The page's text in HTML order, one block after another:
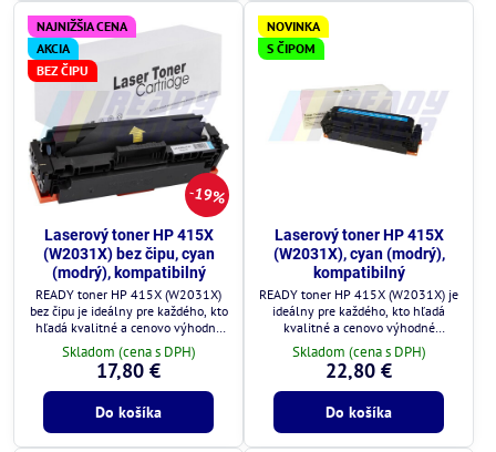
19%
NAJNIŽŠIA CENA
AKCIA
BEZ ČIPU
Laserový toner HP 415X
(W2031X) bez čipu, cyan
(modrý), kompatibilný
READY toner HP 415X (W2031X)
bez čipu je ideálny pre každého, kto
hľadá kvalitné a cenovo výhodné
riešenie.
Skladom (cena s DPH)
17,80 €
Do košíka
NOVINKA
S ČIPOM
Laserový toner HP 415X
(W2031X), cyan (modrý),
kompatibilný
READY toner HP 415X (W2031X) je
ideálny pre každého, kto hľadá
kvalitné a cenovo výhodné
riešenie.
Skladom (cena s DPH)
22,80 €
Do košíka